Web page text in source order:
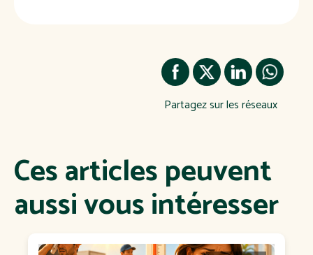
Partagez sur les réseaux
Ces articles peuvent
aussi vous intéresser